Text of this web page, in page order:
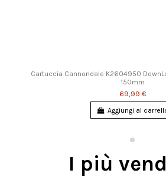
Cartuccia Cannondale K2604950
150mm
69,99 €
Aggiungi al
I più